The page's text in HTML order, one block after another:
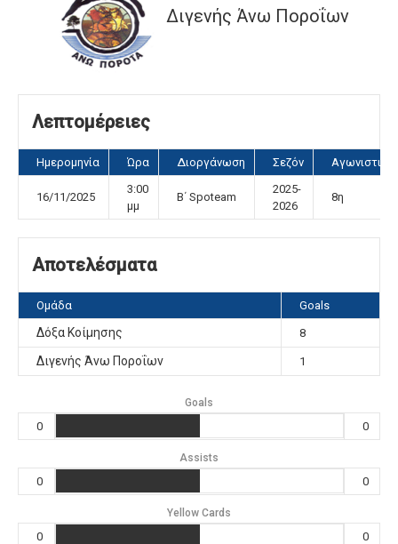
Διγενής Άνω Ποροΐων
Λεπτομέρειες
Ημερομηνία Ώρα Διοργάνωση Σεζόν Αγωνιστική
16/11/2025
3:00
μμ
Β΄ Spoteam
2025-
2026
8η
Αποτελέσματα
Ομάδα Goals
Δόξα Κοίμησης 8
Διγενής Άνω Ποροΐων 1
Goals
0 0
Assists
0 0
Yellow Cards
0 0